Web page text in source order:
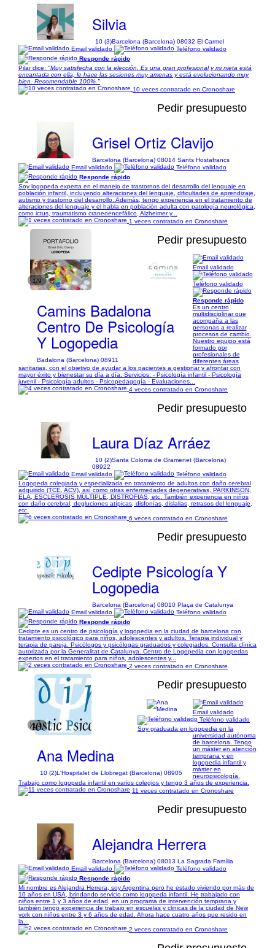
Silvia
10 (3)Barcelona (Barcelona) 08032 El Carmel
Email validado
Teléfono validado
Responde rápido
Pilar dice: "Muy satisfecha con la elección. Es una gran profesional y mi nieta está
encantada con ella, le hace las sesiones muy amenas y está evolucionando muy
bien. Recomendable 100%."
10 veces contratado en Cronoshare
Pedir presupuesto
Grisel Ortiz Clavijo
Barcelona (Barcelona) 08014 Sants Hostafrancs
Email validado
Teléfono validado
Responde rápido
Soy logopeda experta en el manejo de trastornos del desarrollo del lenguaje en
población infantil, incluyendo alteraciones del lenguaje, dificultades de aprendizaje,
autismo y trastorno del desarrollo. Además, tengo experiencia en el tratamiento de
alteraciones del lenguaje y el habla en población adulta con patología neurológica,
como ictus, traumatismo craneoencefálico, Alzheimer y...
1 veces contratado en Cronoshare
1/9
Pedir presupuesto
Camins Badalona
Centro De Psicología
Y Logopedia
Badalona (Barcelona) 08911
Email validado
Teléfono validado
Responde rápido
Es un centro
multidisciplinar que
acompaña a las
personas a realizar
procesos de cambio.
Nuestro equipo está
formado por
profesionales de
diferentes áreas
sanitarias, con el objetivo de ayudar a los pacientes a gestionar y afrontar con
mayor éxito y bienestar su día a día. Servicios: - Psicología infantil - Psicología
juvenil - Psicología adultos - Psicopedagogía - Evaluaciones...
4 veces contratado en Cronoshare
Pedir presupuesto
Laura Díaz Arráez
10 (2)Santa Coloma de Gramenet (Barcelona)
08922
Email validado
Teléfono validado
Logopeda colegiada y especializada en tratamiento de adultos con daño cerebral
adquirido (TCE, ACV), así como otras enfermedades degenerativas, PARKINSON,
ELA, ESCLEROSIS MÚLTIPLE, DISTROFIAS, etc. También experiencia en niños
con daño cerebral, degluciones atípicas, disfonías, dislalias, retrasos del lenguaje,
etc.
6 veces contratado en Cronoshare
Pedir presupuesto
Cedipte Psicología Y
Logopedia
Barcelona (Barcelona) 08010 Plaça de Catalunya
Email validado
Teléfono validado
Responde rápido
Cedipte es un centro de psicología y logopedia en la ciudad de barcelona con
tratamiento psicológico para niños, adolescentes y adultos. Terapia individual y
terapia de pareja. Psicólogos y psicólogas graduados y colegiados. Consulta clínica
autorizada por la Generalitat de Catalunya. Centro de Logopedia con logopedas
expertos en el tratamiento para niños, adolescentes y...
2 veces contratado en Cronoshare
1/4
Pedir presupuesto
Ana Medina
10 (2)L'Hospitalet de Llobregat (Barcelona) 08905
Email validado
Teléfono validado
Soy graduada en logopedia en la
universidad autónoma
de barcelona. Tengo
un máster en atención
temprana y en
logopedia infantil y
máster en
neuropsicología.
Trabajo como logopeda infantil en varios colegios y tengo 3 años de experiencia.
11 veces contratado en Cronoshare
Pedir presupuesto
Alejandra Herrera
Barcelona (Barcelona) 08013 La Sagrada Família
Email validado
Teléfono validado
Responde rápido
Mi nombre es Alejandra Herrera, soy Argentina pero he estado viviendo por más de
10 años en USA, brindando servicio como logopeda infantil. He trabajado con
niños entre 1 y 3 años de edad, en un programa de intervención temprana y
también tengo experiencia de trabajo en escuelas y clinicas de la ciudad de New
york con niños entre 3 y 6 años de edad. Ahora hace cuatro años que resido en
la...
2 veces contratado en Cronoshare